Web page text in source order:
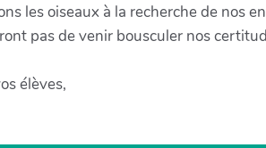
les oiseaux à la recherche de nos
pas de venir bousculer nos
élèves,